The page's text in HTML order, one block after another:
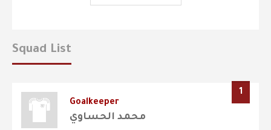
Squad List
1
Goalkeeper
محمد الحساوي